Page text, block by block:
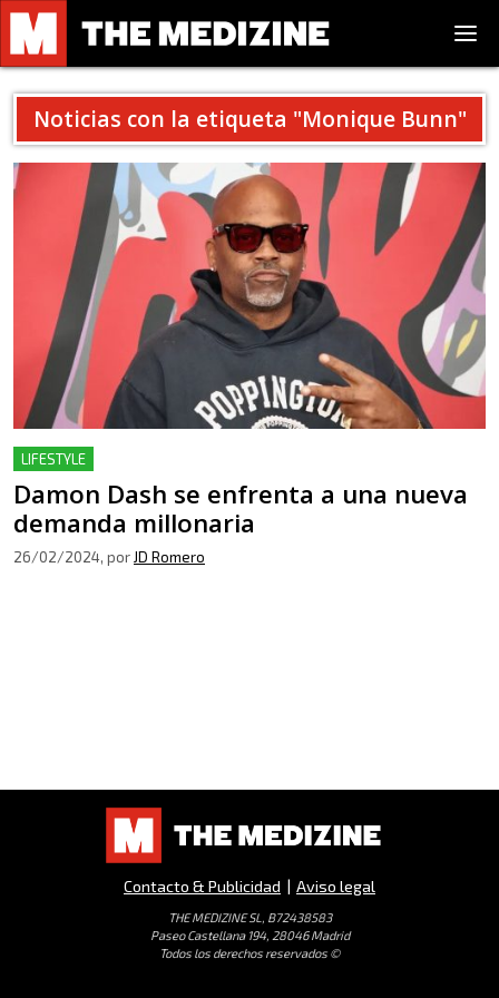
Noticias con la etiqueta "Monique Bunn"
LIFESTYLE
Damon Dash se enfrenta a una nueva
demanda millonaria
26/02/2024, por JD Romero
Contacto & Publicidad | Aviso legal
THE MEDIZINE SL, B72438583
Paseo Castellana 194, 28046 Madrid
Todos los derechos reservados ©